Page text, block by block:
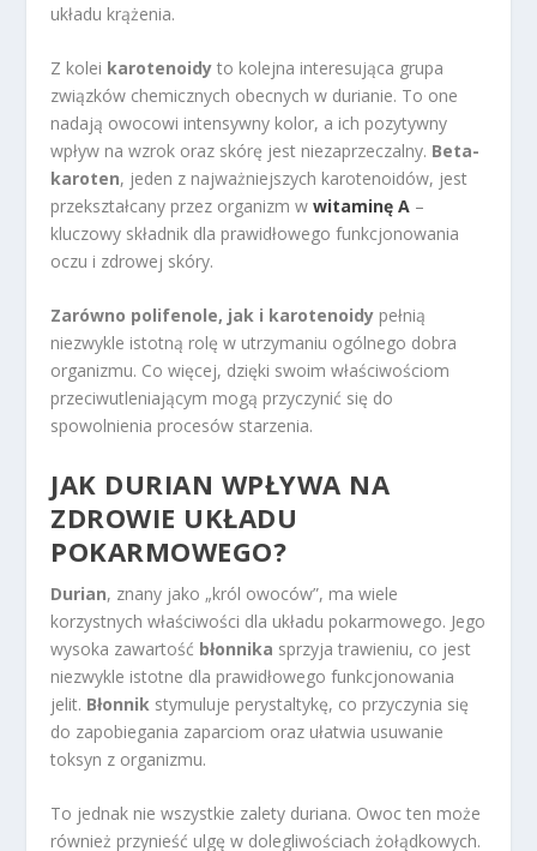
układu krążenia.
Z kolei karotenoidy to kolejna interesująca grupa
związków chemicznych obecnych w durianie. To one
nadają owocowi intensywny kolor, a ich pozytywny
wpływ na wzrok oraz skórę jest niezaprzeczalny. Beta-
karoten, jeden z najważniejszych karotenoidów, jest
przekształcany przez organizm wwitaminę A –
kluczowy składnik dla prawidłowego funkcjonowania
oczu i zdrowej skóry.
Zarówno polifenole, jak i karotenoidy pełnią
niezwykle istotną rolę w utrzymaniu ogólnego dobra
organizmu. Co więcej, dzięki swoim właściwościom
przeciwutleniającym mogą przyczynić się do
spowolnienia procesów starzenia.
JAK DURIAN WPŁYWA NA
ZDROWIE UKŁADU
POKARMOWEGO?
Durian, znany jako „król owoców”, ma wiele
korzystnych właściwości dla układu pokarmowego. Jego
wysoka zawartość błonnika sprzyja trawieniu, co jest
niezwykle istotne dla prawidłowego funkcjonowania
jelit. Błonnik stymuluje perystaltykę, co przyczynia się
do zapobiegania zaparciom oraz ułatwia usuwanie
toksyn z organizmu.
To jednak nie wszystkie zalety duriana. Owoc ten może
również przynieść ulgę w dolegliwościach żołądkowych.